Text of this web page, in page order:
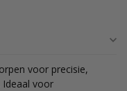
voor precisie,
Ideaal voor